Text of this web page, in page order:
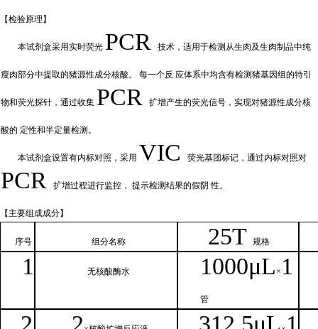
【检验原理】
本试剂盒采用实时荧光 PCR 技术，适用于检测从生肉及生肉制品中纯
瘦肉部分中提取的猪源性成分核酸。 每一个反 应体系中均含有检测猪基因组的特引
物和荧光探针，通过收集 PCR 扩增产生的荧光信号，实现对猪源性成分核
酸的 定性和半定量检测。
本试剂盒设置有内标对照，采用 VIC 荧光基团标记，通过内标对照对
PCR 扩增过程进行监控， 提示检测结果的假阴 性。
【主要组 成成分】
序号 组分名称 25T 规格
1 无核酸酶水 1000μL × 1
管